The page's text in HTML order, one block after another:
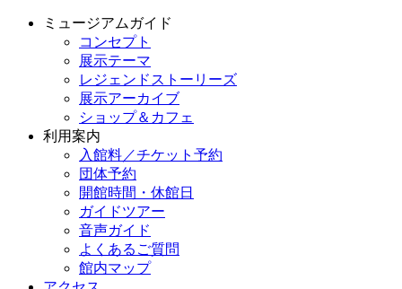
ミュージアムガイド
コンセプト
展示テーマ
レジェンドストーリーズ
展示アーカイブ
ショップ＆カフェ
利用案内
入館料／チケット予約
団体予約
開館時間・休館日
ガイドツアー
音声ガイド
よくあるご質問
館内マップ